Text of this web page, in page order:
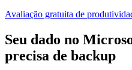
Avaliação gratuita de
Seu dado no
precisa de backup